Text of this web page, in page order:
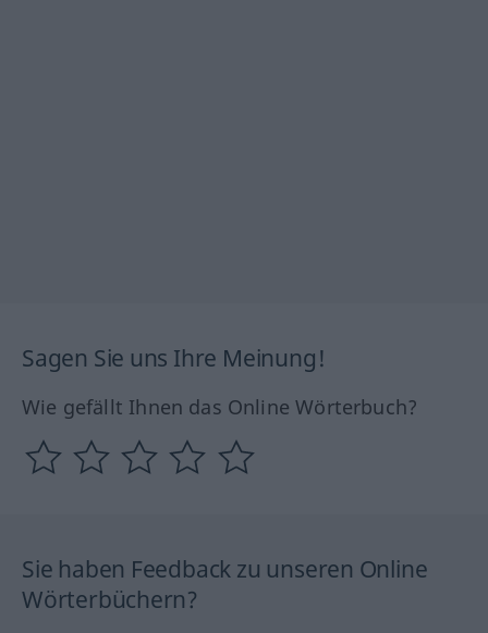
Sagen Sie uns Ihre Meinung!
Wie gefällt Ihnen das Online Wörterbuch?
Sie haben Feedback zu unseren Online
Wörterbüchern?